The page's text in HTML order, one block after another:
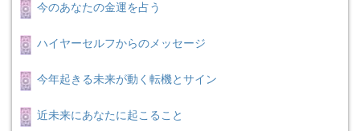
今のあなたの金運を占う
ハイヤーセルフからのメッセージ
今年起きる未来が動く転機とサイン
近未来にあなたに起こること